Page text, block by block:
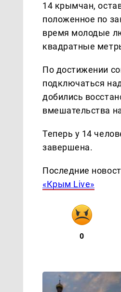
14 крымчан,
положенное по
время молодые
квадратные
По достижении
подключаться
добились
вмешательства
Теперь у 14
завершена.
Последние
«Крым Live»
0